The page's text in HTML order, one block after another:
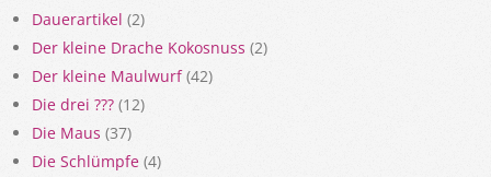
Dauerartikel (2)
Der kleine Drache Kokosnuss (2)
Der kleine Maulwurf(42)
Die drei ??? (12)
Die Maus (37)
Die Schlümpfe (4)